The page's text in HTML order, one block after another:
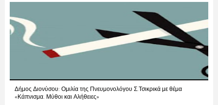
Δήμος Διονύσου: Ομιλία της Πνευμονολόγου Σ.Τσικρικά με θέμα
«Κάπνισμα. Μύθοι και Αλήθειες»